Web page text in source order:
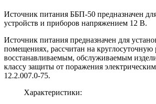
Источник питания ББП-50 предназначен
устройств и приборов напряжением 12 В.
Источник питания предназначен для
помещениях, рассчитан на круглосуточную
восстанавливаемым, обслуживаемым
классу защиты от поражения
12.2.007.0-75.
Характеристики: